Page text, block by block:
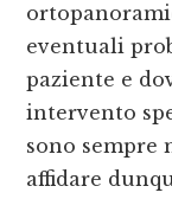
eventuali
paziente e
intervento
sono sempre
affidare